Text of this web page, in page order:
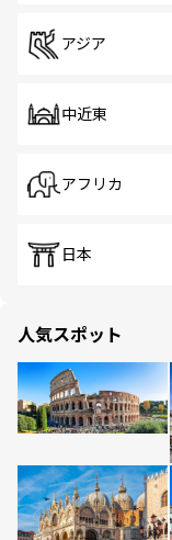
アジア
中近東
アフリカ
日本
人気スポット